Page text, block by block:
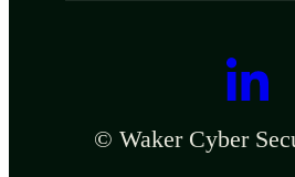
© Waker Cyber